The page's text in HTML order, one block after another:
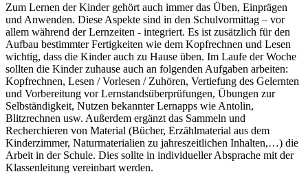
Zum Lernen der Kinder gehört auch immer das Üben, Einprägen
und Anwenden. Diese Aspekte sind in den Schulvormittag – vor
allem während der Lernzeiten - integriert. Es ist zusätzlich für den
Aufbau bestimmter Fertigkeiten wie dem Kopfrechnen und Lesen
wichtig, dass die Kinder auch zu Hause üben. Im Laufe der Woche
sollten die Kinder zuhause auch an folgenden Aufgaben arbeiten:
Kopfrechnen, Lesen / Vorlesen / Zuhören, Vertiefung des Gelernten
und Vorbereitung vor Lernstandsüberprüfungen, Übungen zur
Selbständigkeit, Nutzen bekannter Lernapps wie Antolin,
Blitzrechnen usw. Außerdem ergänzt das Sammeln und
Recherchieren von Material (Bücher, Erzählmaterial aus dem
Kinderzimmer, Naturmaterialien zu jahreszeitlichen Inhalten,…) die
Arbeit in der Schule. Dies sollte in individueller Absprache mit der
Klassenleitung vereinbart werden.